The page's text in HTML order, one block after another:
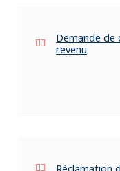
Demande de
revenu